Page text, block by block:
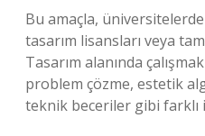
Bu amaçla,
tasarım lisansları veya
Tasarım alanında
problem çözme, estetik
teknik beceriler gibi farklı